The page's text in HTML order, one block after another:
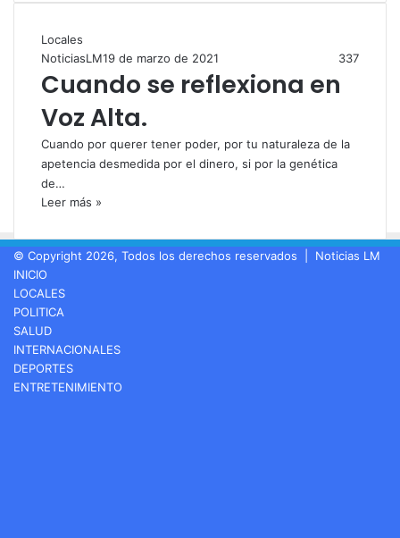
Locales
NoticiasLM19 de marzo de 2021 337
Cuando se reflexiona en
Voz Alta.
Cuando por querer tener poder, por tu naturaleza de la
apetencia desmedida por el dinero, si por la genética
de…
Leer más »
© Copyright 2026, Todos los derechos reservados | Noticias LM
INICIO
LOCALES
POLITICA
SALUD
INTERNACIONALES
DEPORTES
ENTRETENIMIENTO